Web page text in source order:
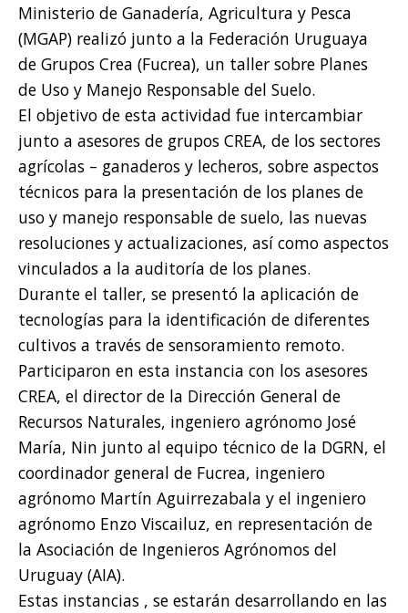
Ministerio de Ganadería, Agricultura y Pesca
(MGAP) realizó junto a la Federación Uruguaya
de Grupos Crea (Fucrea), un taller sobre Planes
de Uso y Manejo Responsable del Suelo.
El objetivo de esta actividad fue intercambiar
junto a asesores de grupos CREA, de los sectores
agrícolas – ganaderos y lecheros, sobre aspectos
técnicos para la presentación de los planes de
uso y manejo responsable de suelo, las nuevas
resoluciones y actualizaciones, así como aspectos
vinculados a la auditoría de los planes.
Durante el taller, se presentó la aplicación de
tecnologías para la identificación de diferentes
cultivos a través de sensoramiento remoto.
Participaron en esta instancia con los asesores
CREA, el director de la Dirección General de
Recursos Naturales, ingeniero agrónomo José
María, Nin junto al equipo técnico de la DGRN, el
coordinador general de Fucrea, ingeniero
agrónomo Martín Aguirrezabala y el ingeniero
agrónomo Enzo Viscailuz, en representación de
la Asociación de Ingenieros Agrónomos del
Uruguay (AIA).
Estas instancias , se estarán desarrollando en las